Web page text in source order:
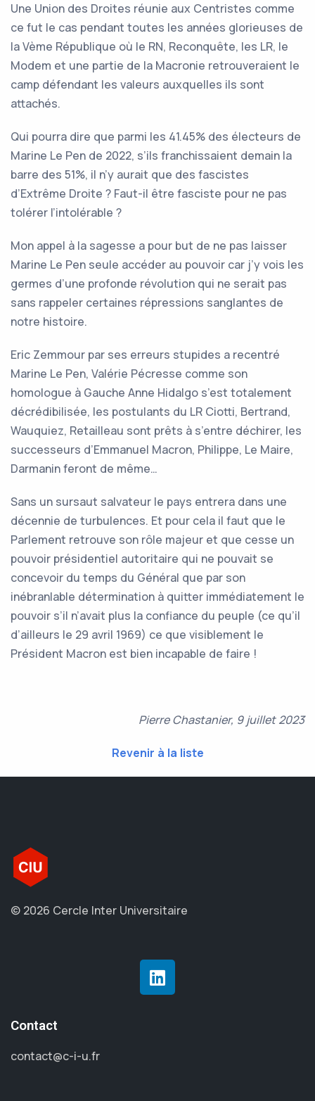
Une Union des Droites réunie aux Centristes comme
ce fut le cas pendant toutes les années glorieuses de
la Vème République où le RN, Reconquête, les LR, le
Modem et une partie de la Macronie retrouveraient le
camp défendant les valeurs auxquelles ils sont
attachés.
Qui pourra dire que parmi les 41.45% des électeurs de
Marine Le Pen de 2022, s’ils franchissaient demain la
barre des 51%, il n’y aurait que des fascistes
d’Extrême Droite ? Faut-il être fasciste pour ne pas
tolérer l’intolérable ?
Mon appel à la sagesse a pour but de ne pas laisser
Marine Le Pen seule accéder au pouvoir car j’y vois les
germes d’une profonde révolution qui ne serait pas
sans rappeler certaines répressions sanglantes de
notre histoire.
Eric Zemmour par ses erreurs stupides a recentré
Marine Le Pen, Valérie Pécresse comme son
homologue à Gauche Anne Hidalgo s’est totalement
décrédibilisée, les postulants du LR Ciotti, Bertrand,
Wauquiez, Retailleau sont prêts à s’entre déchirer, les
successeurs d’Emmanuel Macron, Philippe, Le Maire,
Darmanin feront de même…
Sans un sursaut salvateur le pays entrera dans une
décennie de turbulences. Et pour cela il faut que le
Parlement retrouve son rôle majeur et que cesse un
pouvoir présidentiel autoritaire qui ne pouvait se
concevoir du temps du Général que par son
inébranlable détermination à quitter immédiatement le
pouvoir s’il n’avait plus la confiance du peuple (ce qu’il
d’ailleurs le 29 avril 1969) ce que visiblement le
Président Macron est bien incapable de faire !
Pierre Chastanier, 9 juillet 2023
Revenir à la liste
© 2026 Cercle Inter Universitaire
Contact
contact@c-i-u.fr